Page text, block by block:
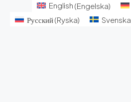
English (Engelska)
Русский(Ryska) Svenska